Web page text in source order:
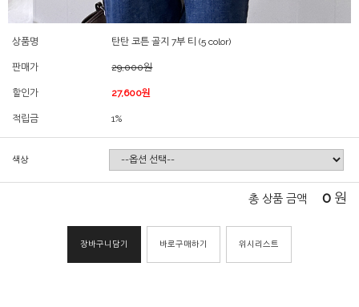
상품명 탄탄 코튼 골지 7부 티 (5 color)
판매가 29,000원
할인가 27,600원
적립금 1%
색상
총 상품 금액 0 원
장바구니담기 바로구매하기 위시리스트